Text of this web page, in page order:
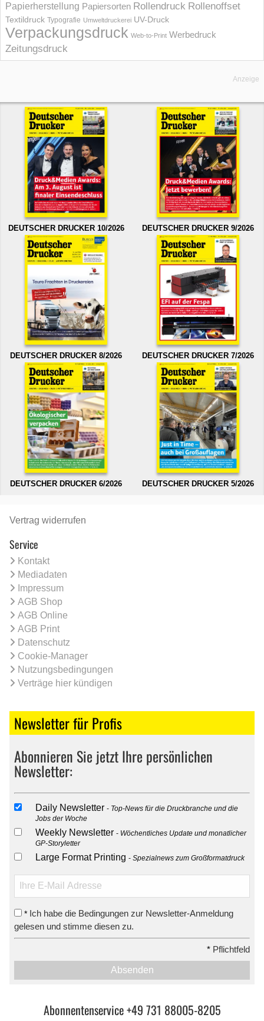
Papierherstellung Papiersorten Rollendruck Rollenoffset
Textildruck Typografie Umweltdruckerei UV-Druck
Verpackungsdruck Web-to-Print Werbedruck
Zeitungsdruck
Anzeige
DEUTSCHER DRUCKER 10/2026 DEUTSCHER DRUCKER 9/2026
DEUTSCHER DRUCKER 8/2026 DEUTSCHER DRUCKER 7/2026
DEUTSCHER DRUCKER 6/2026 DEUTSCHER DRUCKER 5/2026
Vertrag widerrufen
Service
Kontakt
Mediadaten
Impressum
AGB Shop
AGB Online
AGB Print
Datenschutz
Cookie-Manager
Nutzungsbedingungen
Verträge hier kündigen
Newsletter für Profis
Abonnieren Sie jetzt Ihre persönlichen
Newsletter:
Daily Newsletter
Top-News für die Druckbranche und die
Jobs der Woche
Weekly Newsletter
Wöchentliches Update und monatlicher
GP-Storyletter
Large Format Printing Spezialnews zum Großformatdruck
* Ich habe die Bedingungen zur Newsletter-Anmeldung
gelesen und stimme diesen zu.
* Pflichtfeld
Absenden
Abonnentenservice +49 731 88005-8205